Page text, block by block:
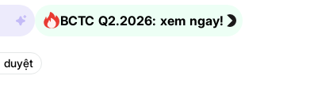
BCTC Q2.2026: xem ngay!
duyệt